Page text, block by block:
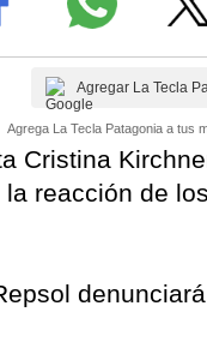
Agregar La Tecla
Agrega La Tecla Patagonia a tus
Cristina
reacción de